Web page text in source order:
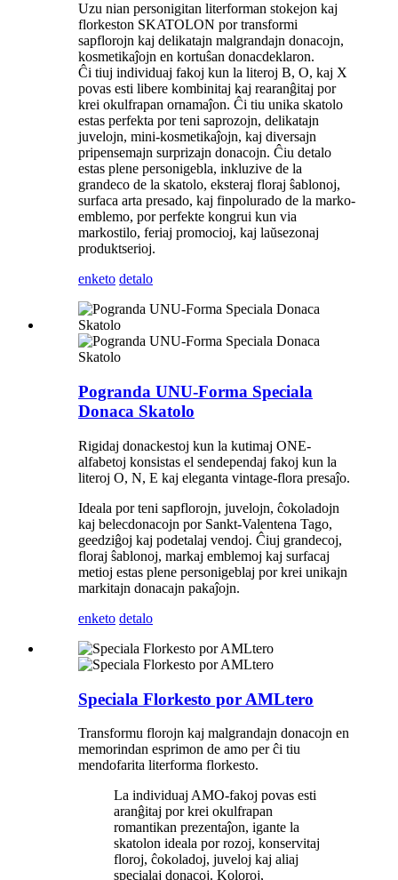
Uzu nian personigitan literforman stokejon kaj
florkeston SKATOLON por transformi
sapflorojn kaj delikatajn malgrandajn donacojn,
kosmetikaĵojn en kortuŝan donacdeklaron.
Ĉi tiuj individuaj fakoj kun la literoj B, O, kaj X
povas esti libere kombinitaj kaj rearanĝitaj por
krei okulfrapan ornamaĵon. Ĉi tiu unika skatolo
estas perfekta por teni saprozojn, delikatajn
juvelojn, mini-kosmetikaĵojn, kaj diversajn
pripensemajn surprizajn donacojn. Ĉiu detalo
estas plene personigebla, inkluzive de la
grandeco de la skatolo, eksteraj floraj ŝablonoj,
surfaca arta presado, kaj finpolurado de la marko-
emblemo, por perfekte kongrui kun via
markostilo, feriaj promocioj, kaj laŭsezonaj
produktserioj.
enketo detalo
Pogranda UNU-Forma Speciala
Donaca Skatolo
Rigidaj donackestoj kun la kutimaj ONE-
alfabetoj konsistas el sendependaj fakoj kun la
literoj O, N, E kaj eleganta vintage-flora presaĵo.
Ideala por teni sapflorojn, juvelojn, ĉokoladojn
kaj belecdonacojn por Sankt-Valentena Tago,
geedziĝoj kaj podetalaj vendoj. Ĉiuj grandecoj,
floraj ŝablonoj, markaj emblemoj kaj surfacaj
metioj estas plene personigeblaj por krei unikajn
markitajn donacajn pakaĵojn.
enketo detalo
Speciala Florkesto por AMLtero
Transformu florojn kaj malgrandajn donacojn en
memorindan esprimon de amo per ĉi tiu
mendofarita literforma florkesto.
La individuaj AMO-fakoj povas esti
aranĝitaj por krei okulfrapan
romantikan prezentaĵon, igante la
skatolon ideala por rozoj, konservitaj
floroj, ĉokoladoj, juveloj kaj aliaj
specialaj donacoj. Koloroj,